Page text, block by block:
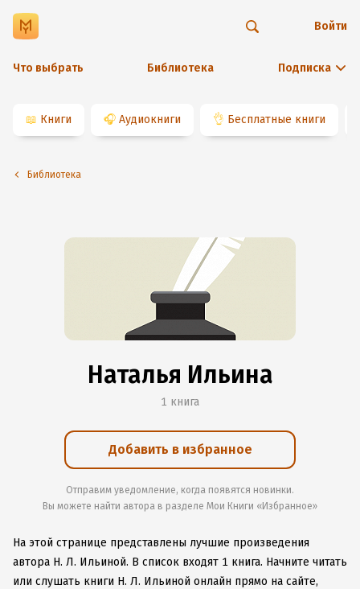
Что выбрать Библиотека Подписка
Войти
📖 Книги 🎧 Аудиокниги 👌 Бесплатные книги
Библиотека
Наталья Ильина
1 книга
Добавить в избранное
Отправим уведомление, когда появятся новинки.
Вы можете найти автора в разделе Мои Книги «Избранное»
На этой странице представлены лучшие произведения
автора Н. Л. Ильиной. В список входят 1 книга. Начните читать
или слушать книги Н. Л. Ильиной онлайн прямо на сайте,